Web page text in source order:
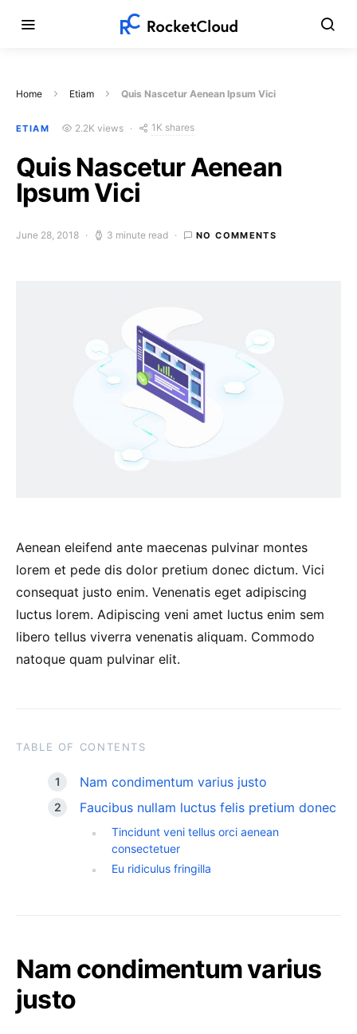
Home Etiam Quis Nascetur Aenean Ipsum Vici
ETIAM 2.2K views 1K shares
Quis Nascetur Aenean
Ipsum Vici
June 28, 2018 3 minute read NO COMMENTS
Aenean eleifend ante maecenas pulvinar montes
lorem et pede dis dolor pretium donec dictum. Vici
consequat justo enim. Venenatis eget adipiscing
luctus lorem. Adipiscing veni amet luctus enim sem
libero tellus viverra venenatis aliquam. Commodo
natoque quam pulvinar elit.
TABLE OF CONTENTS
Nam condimentum varius justo
Faucibus nullam luctus felis pretium donec
Tincidunt veni tellus orci aenean
consectetuer
Eu ridiculus fringilla
Nam condimentum varius
justo